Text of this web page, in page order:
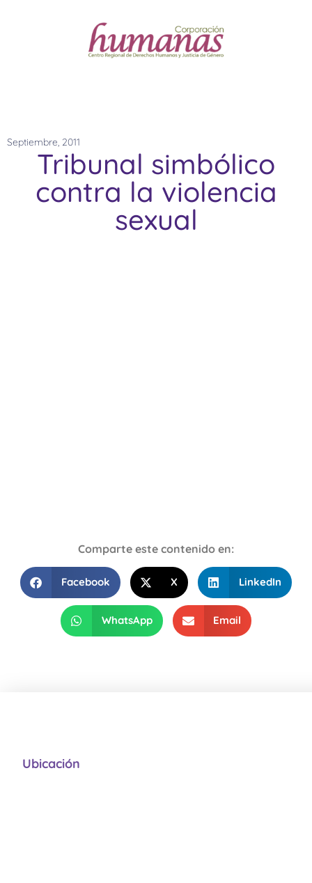
Septiembre, 2011
Tribunal simbólico
contra la violencia
sexual
Comparte este contenido en:
Facebook X LinkedIn
WhatsApp Email
Ubicación